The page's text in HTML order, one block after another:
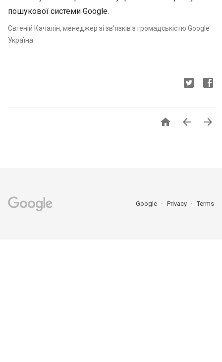
пошукової системи Google.
Євгеній Качалін, менеджер зі зв'язків з громадськістю Google
Україна
  
Google Privacy Terms